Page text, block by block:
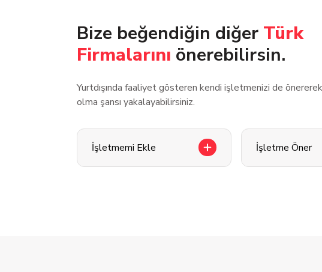
Bize beğendiğin diğer Türk
Firmalarını önerebilirsin.
Yurtdışında faaliyet gösteren kendi işletmenizi de
olma şansı yakalayabilirsiniz.
İşletmemi Ekle İşletme Öner